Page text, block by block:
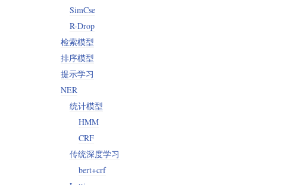
SimCse
R-Drop
检索模型
排序模型
提示学习
NER
统计模型
HMM
CRF
传统深度学习
bert+crf